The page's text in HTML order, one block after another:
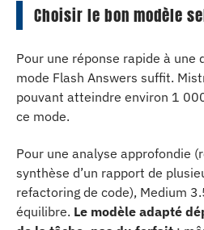
Choisir le bon modèle
Pour une réponse rapide à une
mode Flash Answers suffit.
pouvant atteindre environ 1
ce mode.
Pour une analyse approfondie
synthèse d’un rapport de
refactoring de code), Medium
équilibre. Le modèle adapté